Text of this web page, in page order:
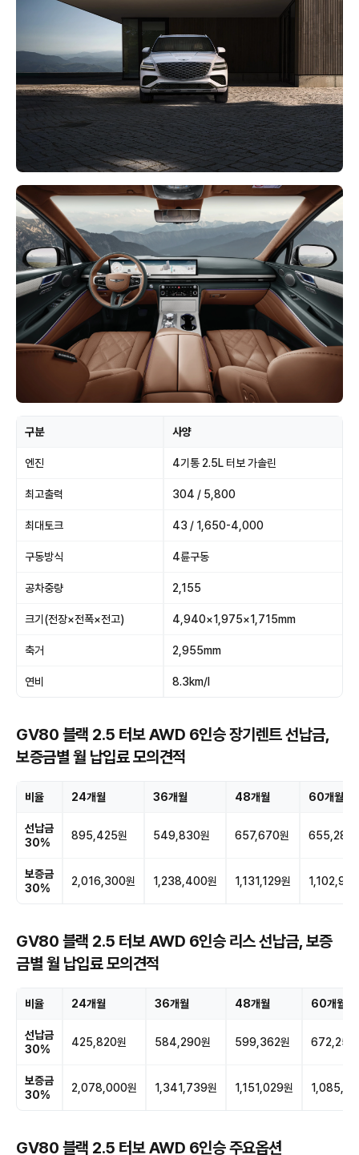
구분 사양
엔진 4기통 2.5L 터보 가솔린
최고출력 304 / 5,800
최대토크 43 / 1,650-4,000
구동방식 4륜구동
공차중량 2,155
크기(전장×전폭×전고) 4,940×1,975×1,715mm
축거 2,955mm
연비 8.3km/l
GV80 블랙 2.5 터보 AWD 6인승 장기렌트 선납금,
보증금별 월 납입료 모의견적
비율 24개월 36개월 48개월 60개월
선납금
30%
895,425원 549,830원 657,670원 655,280
보증금
30%
2,016,300원 1,238,400원 1,131,129원
GV80 블랙 2.5 터보 AWD 6인승 리스 선납금, 보증
금별 월 납입료 모의견적
비율 24개월 36개월 48개월 60개월
선납금
30%
425,820원 584,290원 599,362원 672,250
보증금
30%
2,078,000원 1,341,739원 1,151,029원
GV80 블랙 2.5 터보 AWD 6인승 주요옵션